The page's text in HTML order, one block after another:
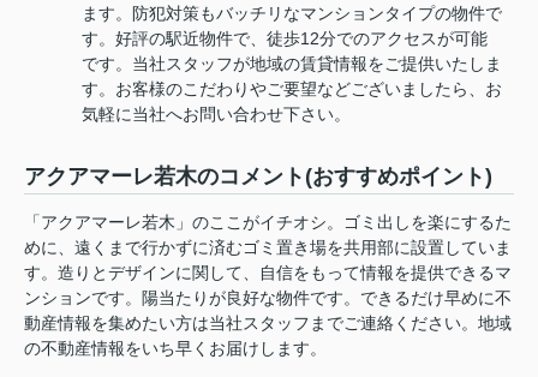
ます。防犯対策もバッチリなマンションタイプの物件で
す。好評の駅近物件で、徒歩12分でのアクセスが可能
です。当社スタッフが地域の賃貸情報をご提供いたしま
す。お客様のこだわりやご要望などございましたら、お
気軽に当社へお問い合わせ下さい。
アクアマーレ若木のコメント(おすすめポイント)
「アクアマーレ若木」のここがイチオシ。ゴミ出しを楽にするた
めに、遠くまで行かずに済むゴミ置き場を共用部に設置していま
す。造りとデザインに関して、自信をもって情報を提供できるマ
ンションです。陽当たりが良好な物件です。できるだけ早めに不
動産情報を集めたい方は当社スタッフまでご連絡ください。地域
の不動産情報をいち早くお届けします。